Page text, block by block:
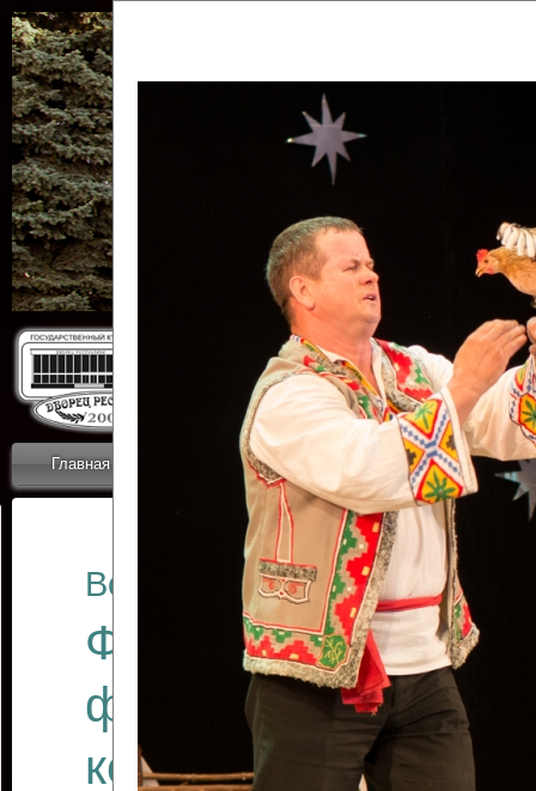
Главная Приветствие Коллективы Новости
ОТЧЕТЫ ГКЦ
Все отчеты
Финал
фестиваля
коллективов